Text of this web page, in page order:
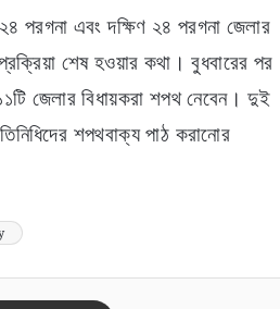
পরগনা এবং দক্ষিণ ২৪ পরগনা জেলার
শেষ হওয়ার কথা। বুধবারের পর
জেলার বিধায়করা শপথ নেবেন। দুই
শপথবাক্য পাঠ করানোর